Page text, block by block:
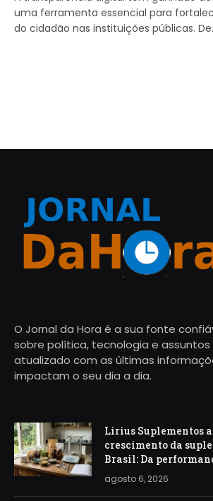
uma ferramenta essencial para
do cidadão nas instituições públicas.
O Jornal da Hora é a sua fonte
sobre política, tecnologia e assuntos
atualizado com as últimas
impactam o seu dia a dia.
Lirius Suplementos
crescimento da
Brasil: Da
agosto 6, 2026